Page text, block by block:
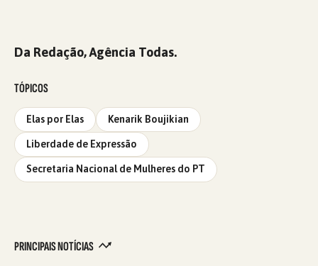
Da Redação, Agência Todas.
TÓPICOS
Elas por Elas Kenarik Boujikian
Liberdade de Expressão
Secretaria Nacional de Mulheres do PT
PRINCIPAIS NOTÍCIAS